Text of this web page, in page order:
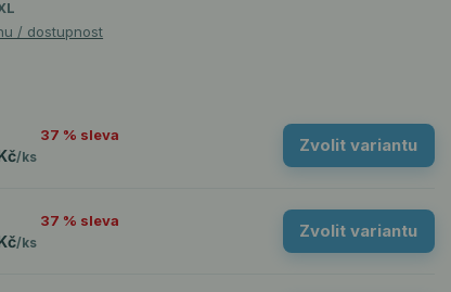
/ dostupnost
37 % sleva
/ks
Zvolit variantu
37 % sleva
/ks
Zvolit variantu